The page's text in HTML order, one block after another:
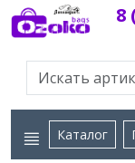
8
Каталог